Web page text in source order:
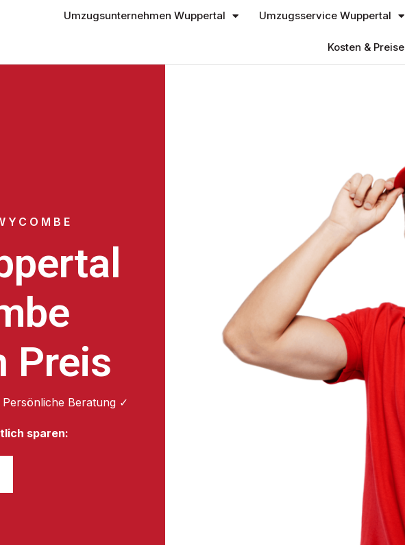
Umzugsunternehmen Wuppertal Umzugsservice Wuppertal
Kosten & Preise
Preis
Beratung ✓
sparen: